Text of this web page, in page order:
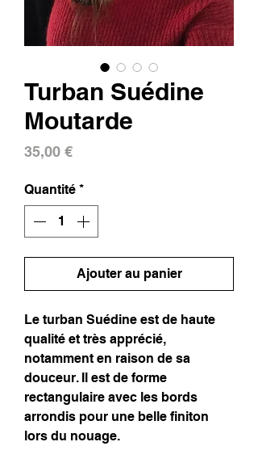
Turban Suédine
Moutarde
35,00 €Prix
Quantité *
Ajouter au panier
Le turban Suédine est de haute
qualité et très apprécié,
notamment en raison de sa
douceur. Il est de forme
rectangulaire avec les bords
arrondis pour une belle finiton
lors du nouage.